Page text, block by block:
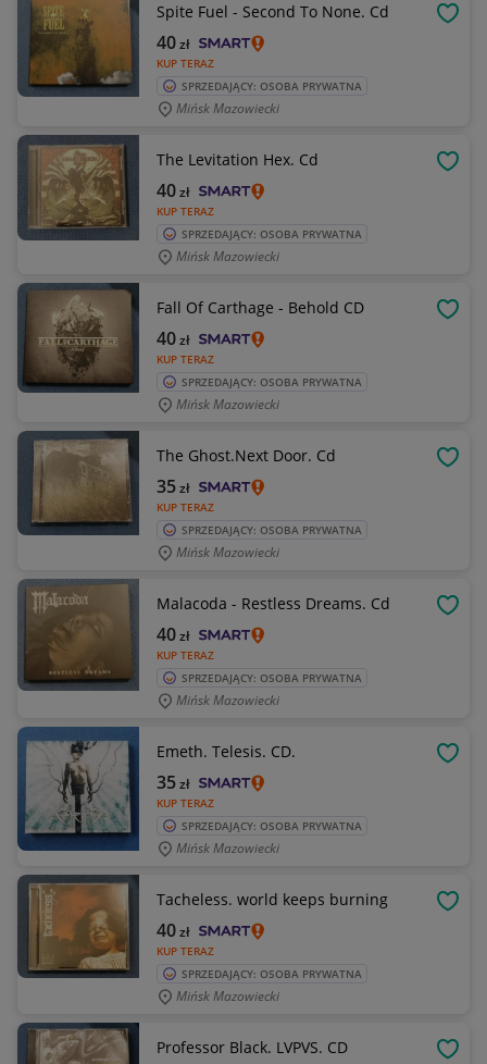
Spite Fuel - Second To None. Cd
KUP TERAZ
40zł
SPRZEDAJĄCY: OSOBA PRYWATNA
Mińsk Mazowiecki
The Levitation Hex. Cd
KUP TERAZ
40zł
SPRZEDAJĄCY: OSOBA PRYWATNA
Mińsk Mazowiecki
Fall Of Carthage - Behold CD
KUP TERAZ
40zł
SPRZEDAJĄCY: OSOBA PRYWATNA
Mińsk Mazowiecki
The Ghost.Next Door. Cd
KUP TERAZ
35zł
SPRZEDAJĄCY: OSOBA PRYWATNA
Mińsk Mazowiecki
Malacoda - Restless Dreams. Cd
KUP TERAZ
40zł
SPRZEDAJĄCY: OSOBA PRYWATNA
Mińsk Mazowiecki
Emeth. Telesis. CD.
KUP TERAZ
35zł
SPRZEDAJĄCY: OSOBA PRYWATNA
Mińsk Mazowiecki
Tacheless. world keeps burning
KUP TERAZ
40zł
SPRZEDAJĄCY: OSOBA PRYWATNA
Mińsk Mazowiecki
Professor Black. LVPVS. CD